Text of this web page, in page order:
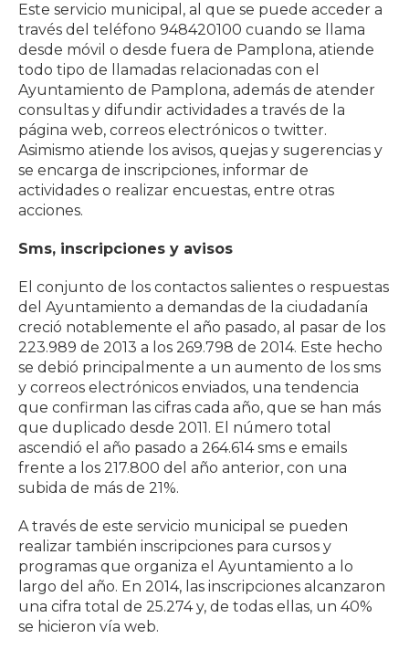
Este servicio municipal, al que se puede acceder a
través del teléfono 948420100 cuando se llama
desde móvil o desde fuera de Pamplona, atiende
todo tipo de llamadas relacionadas con el
Ayuntamiento de Pamplona, además de atender
consultas y difundir actividades a través de la
página web, correos electrónicos o twitter.
Asimismo atiende los avisos, quejas y sugerencias y
se encarga de inscripciones, informar de
actividades o realizar encuestas, entre otras
acciones.
Sms, inscripciones y avisos
El conjunto de los contactos salientes o respuestas
del Ayuntamiento a demandas de la ciudadanía
creció notablemente el año pasado, al pasar de los
223.989 de 2013 a los 269.798 de 2014. Este hecho
se debió principalmente a un aumento de los sms
y correos electrónicos enviados, una tendencia
que confirman las cifras cada año, que se han más
que duplicado desde 2011. El número total
ascendió el año pasado a 264.614 sms e emails
frente a los 217.800 del año anterior, con una
subida de más de 21%.
A través de este servicio municipal se pueden
realizar también inscripciones para cursos y
programas que organiza el Ayuntamiento a lo
largo del año. En 2014, las inscripciones alcanzaron
una cifra total de 25.274 y, de todas ellas, un 40%
se hicieron vía web.